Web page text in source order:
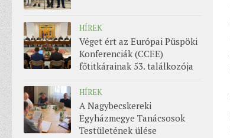
HÍREK
Véget ért az Európai Püspöki
Konferenciák (CCEE)
főtitkárainak 53. találkozója
HÍREK
A Nagybecskereki
Egyházmegye Tanácsosok
Testületének ülése